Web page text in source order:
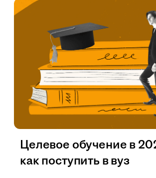
Целевое обучение в
как поступить в вуз